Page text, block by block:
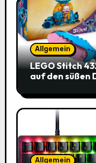
Allgemein
LEGO Stitch
auf den süßen
Allgemein